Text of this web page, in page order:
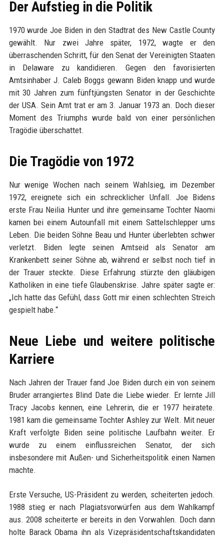
Der Aufstieg in die Politik
1970 wurde Joe Biden in den Stadtrat des New Castle County
gewählt. Nur zwei Jahre später, 1972, wagte er den
überraschenden Schritt, für den Senat der Vereinigten Staaten
in Delaware zu kandidieren. Gegen den favorisierten
Amtsinhaber J. Caleb Boggs gewann Biden knapp und wurde
mit 30 Jahren zum fünftjüngsten Senator in der Geschichte
der USA. Sein Amt trat er am 3. Januar 1973 an. Doch dieser
Moment des Triumphs wurde bald von einer persönlichen
Tragödie überschattet.
Die Tragödie von 1972
Nur wenige Wochen nach seinem Wahlsieg, im Dezember
1972, ereignete sich ein schrecklicher Unfall. Joe Bidens
erste Frau Neilia Hunter und ihre gemeinsame Tochter Naomi
kamen bei einem Autounfall mit einem Sattelschlepper ums
Leben. Die beiden Söhne Beau und Hunter überlebten schwer
verletzt. Biden legte seinen Amtseid als Senator am
Krankenbett seiner Söhne ab, während er selbst noch tief in
der Trauer steckte. Diese Erfahrung stürzte den gläubigen
Katholiken in eine tiefe Glaubenskrise. Jahre später sagte er:
„Ich hatte das Gefühl, dass Gott mir einen schlechten Streich
gespielt habe.“
Neue Liebe und weitere politische
Karriere
Nach Jahren der Trauer fand Joe Biden durch ein von seinem
Bruder arrangiertes Blind Date die Liebe wieder. Er lernte Jill
Tracy Jacobs kennen, eine Lehrerin, die er 1977 heiratete.
1981 kam die gemeinsame Tochter Ashley zur Welt. Mit neuer
Kraft verfolgte Biden seine politische Laufbahn weiter. Er
wurde zu einem einflussreichen Senator, der sich
insbesondere mit Außen- und Sicherheitspolitik einen Namen
machte.
Erste Versuche, US-Präsident zu werden, scheiterten jedoch.
1988 stieg er nach Plagiatsvorwürfen aus dem Wahlkampf
aus. 2008 scheiterte er bereits in den Vorwahlen. Doch dann
holte Barack Obama ihn als Vizepräsidentschaftskandidaten